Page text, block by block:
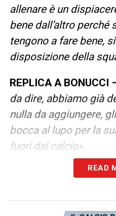
allenare è un
bene dall’altro
tengono a fare bene,
disposizione della
REPLICA A BONUCCI
da dire, abbiamo già
nulla da aggiungere,
bocca al lupo per la
fuori dal calcio».
COME STA LA
sereni. Per quanto
READ